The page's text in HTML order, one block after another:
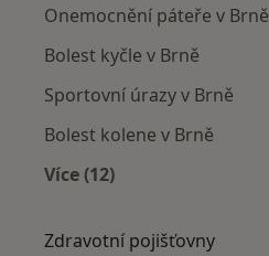
Onemocnění páteře v Brně
Bolest kyčle v Brně
Sportovní úrazy v Brně
Bolest kolene v Brně
Více (12)
Zdravotní pojišťovny